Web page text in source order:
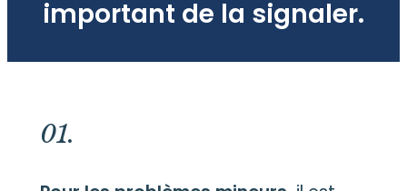
important de la signaler.
01.